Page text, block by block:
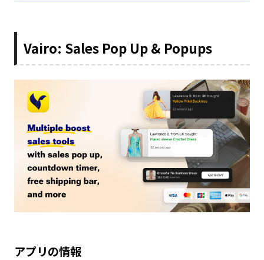
Vairo: Sales Pop Up & Popups
アプリの情報